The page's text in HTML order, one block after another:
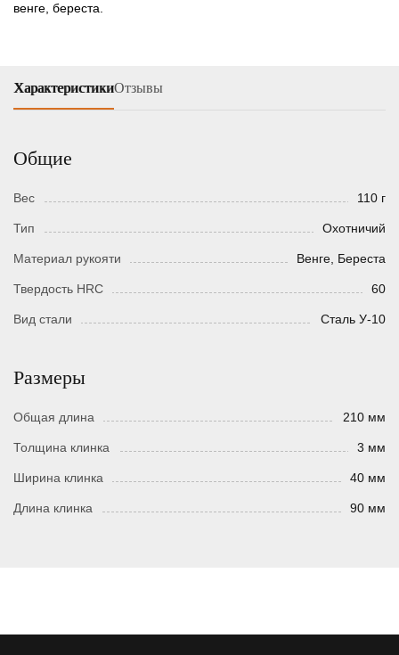
венге, береста.
ХарактеристикиОтзывы
Общие
Вес 110 г
Тип Охотничий
Материал рукояти Венге, Береста
Твердость HRC 60
Вид стали Сталь У-10
Размеры
Общая длина 210 мм
Толщина клинка 3 мм
Ширина клинка 40 мм
Длина клинка 90 мм